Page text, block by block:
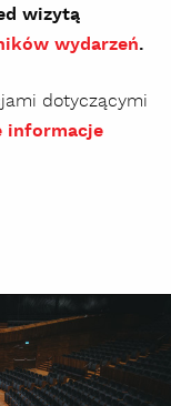
wizytą
wydarzeń.
dotyczącymi
informacje